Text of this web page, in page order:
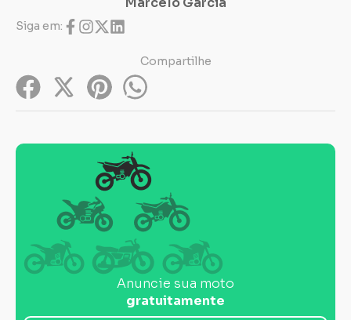
Siga em:
Compartilhe
Anuncie sua moto
gratuitamente